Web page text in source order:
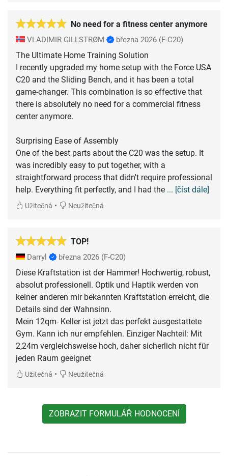
No need for a fitness center anymore
VLADIMIR GILLSTRØM března 2026 (F-C20)
The Ultimate Home Training Solution
I recently upgraded my home setup with the Force USA
C20 and the Sliding Bench, and it has been a total
game-changer. This combination is so effective that
there is absolutely no need for a commercial fitness
center anymore.
Surprising Ease of Assembly
One of the best parts about the C20 was the setup. It
was incredibly easy to put together, with a
straightforward process that didn't require professional
help. Everything fit perfectly, and I had the ... [číst dále]
Užitečná • Neužitečná
TOP!
Darryl března 2026 (F-C20)
Diese Kraftstation ist der Hammer! Hochwertig, robust,
absolut professionell. Optik und Haptik werden von
keiner anderen mir bekannten Kraftstation erreicht, die
Details sind der Wahnsinn.
Mein 12qm- Keller ist jetzt das perfekt ausgestattete
Gym. Kann ich nur empfehlen. Einziger Nachteil: Mit
2,24m vergleichsweise hoch, daher sicherlich nicht für
jeden Raum geeignet
Užitečná • Neužitečná
ZOBRAZIT FORMULÁŘ HODNOCENÍ